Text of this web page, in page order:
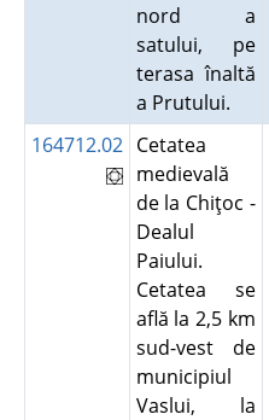
nord a
satului, pe
terasa înaltă
a Prutului.
164712.02 Cetatea
medievală
de la Chiţoc -
Dealul
Paiului.
Cetatea se
află la 2,5 km
sud-vest de
municipiul
Vaslui, la